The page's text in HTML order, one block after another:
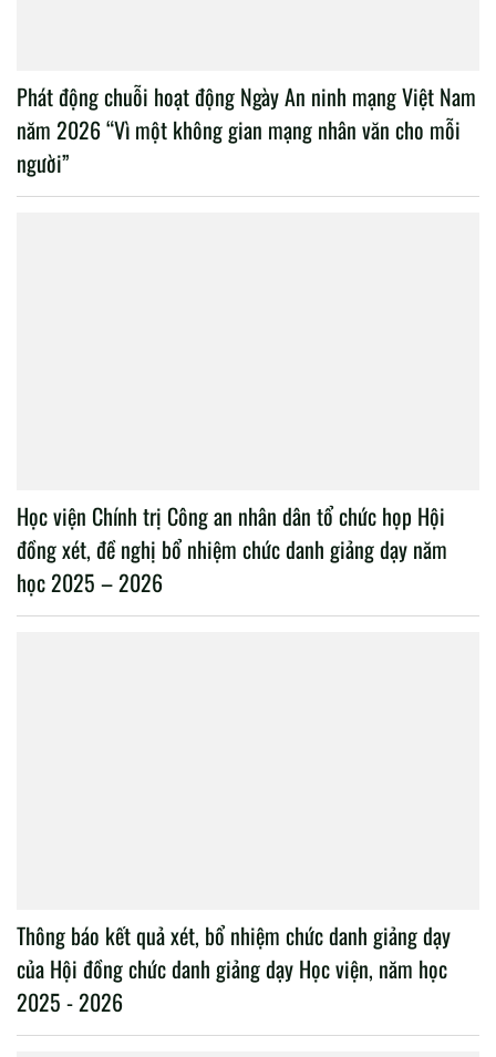
Phát động chuỗi hoạt động Ngày An ninh mạng Việt Nam
năm 2026 “Vì một không gian mạng nhân văn cho mỗi
người”
Học viện Chính trị Công an nhân dân tổ chức họp Hội
đồng xét, đề nghị bổ nhiệm chức danh giảng dạy năm
học 2025 – 2026
Thông báo kết quả xét, bổ nhiệm chức danh giảng dạy
của Hội đồng chức danh giảng dạy Học viện, năm học
2025 - 2026